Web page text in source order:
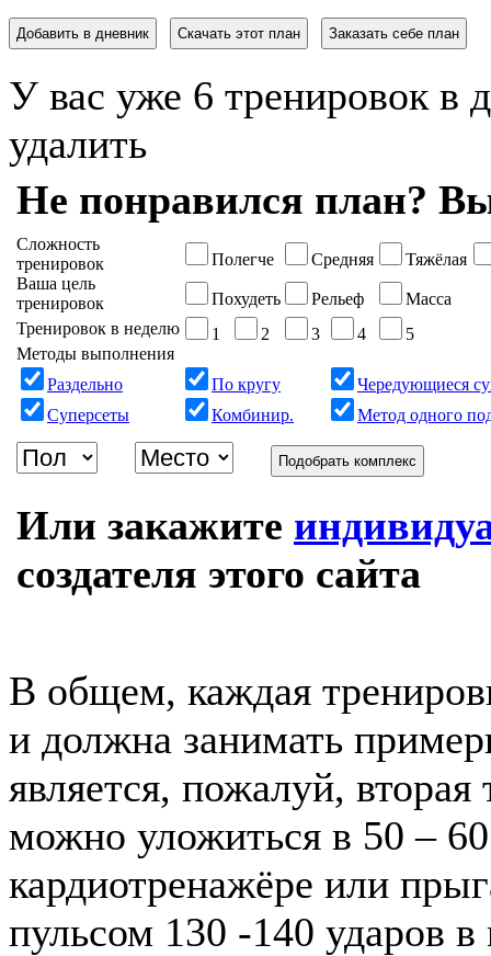
Добавить в дневник Скачать этот план Заказать себе план
У вас уже 6 тренировок в
удалить
Не понравился план?
Сложность
тренировок
Полегче Средняя
Тяжёлая
Ваша цель
тренировок
Похудеть Рельеф
Масса
Тренировок в неделю
1 2 3 4
5
Методы выполнения
Раздельно
Суперсеты
По кругу
Комбинир.
Чередующиеся
Метод одного
Подобрать комплекс
Или закажите
создателя этого сайта
В общем, каждая
и должна занимать
является, пожалуй,
можно уложиться в 50 –
кардиотренажёре или
пульсом 130 -140 ударов в